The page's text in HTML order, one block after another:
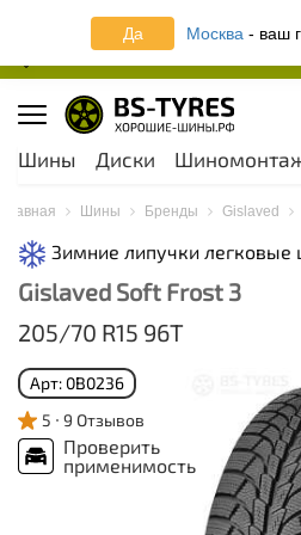
Записаться онлайн
Да Москва - ваш
Шины Диски
Главная Шины Бренды Gislaved
Зимние липучки легковые
Gislaved Soft Frost 3
205/70 R15 96T
Арт: 0B0236
5
9 Отзывов
Проверить
применимость